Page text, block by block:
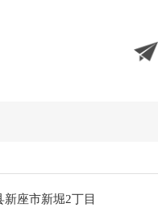
新座市新堀2丁目